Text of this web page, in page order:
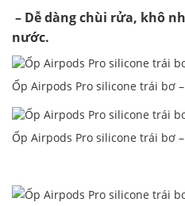
– Dễ dàng chùi rửa, khô
nước.
Ốp Airpods Pro silicone trái bơ –
Ốp Airpods Pro silicone trái bơ –